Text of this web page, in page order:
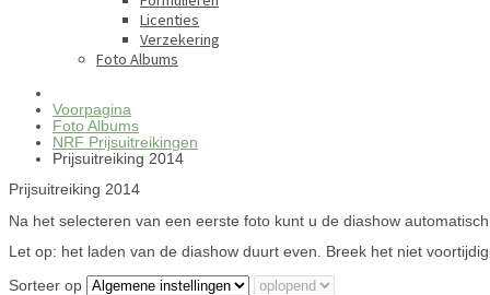
Licenties
Verzekering
Foto Albums
Voorpagina
Foto Albums
NRF Prijsuitreikingen
Prijsuitreiking 2014
Prijsuitreiking 2014
Na het selecteren van een eerste foto kunt u de diashow
Let op: het laden van de diashow duurt even. Breek het niet
Sorteer op